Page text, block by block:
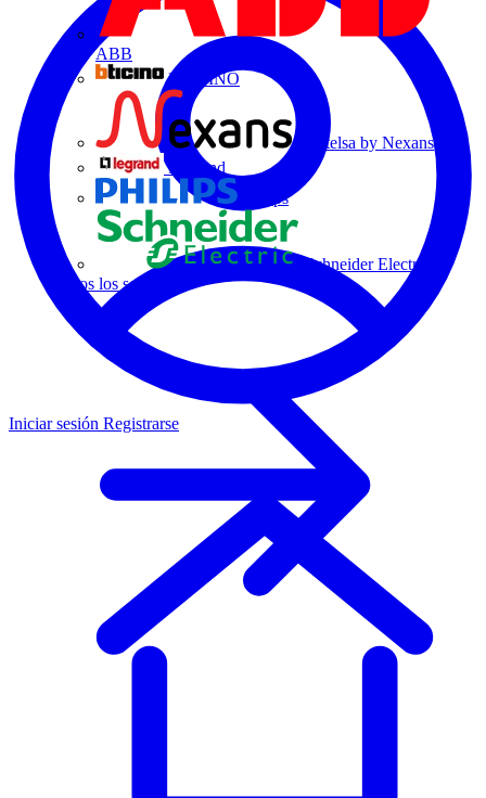
ABB
BTICINO
Centelsa by Nexans
Legrand
Philips
Schneider Electric
Todos los socios
Iniciar sesión Registrarse